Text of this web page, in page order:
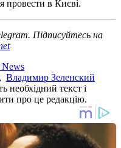
провести в Києві.
Підписуйтесь на
News
, Владимир Зеленский
необхідний текст і
про це редакцію.